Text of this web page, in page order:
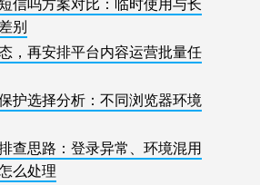
别
，再安排平台内容运营批量任
护选择分析：不同浏览器环境
查思路：登录异常、环境混用
么处理